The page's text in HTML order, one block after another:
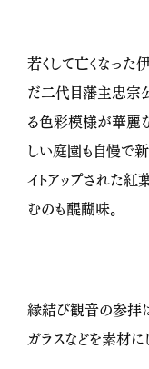
若くして亡くなっ
だ二代目藩主忠宗
る色彩模様が華麗
しい庭園も自慢で
イトアップされた
むのも醍醐味。
縁結び観音の参拝
ガラスなどを素材に